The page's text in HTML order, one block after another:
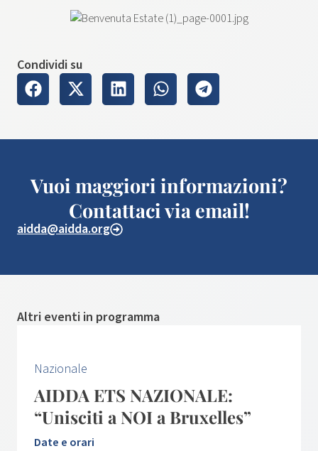
Condividi su
Vuoi maggiori informazioni?
Contattaci via email!
aidda@aidda.org
Altri eventi in programma
Nazionale
AIDDA ETS NAZIONALE:
“Unisciti a NOI a Bruxelles”
Date e orari